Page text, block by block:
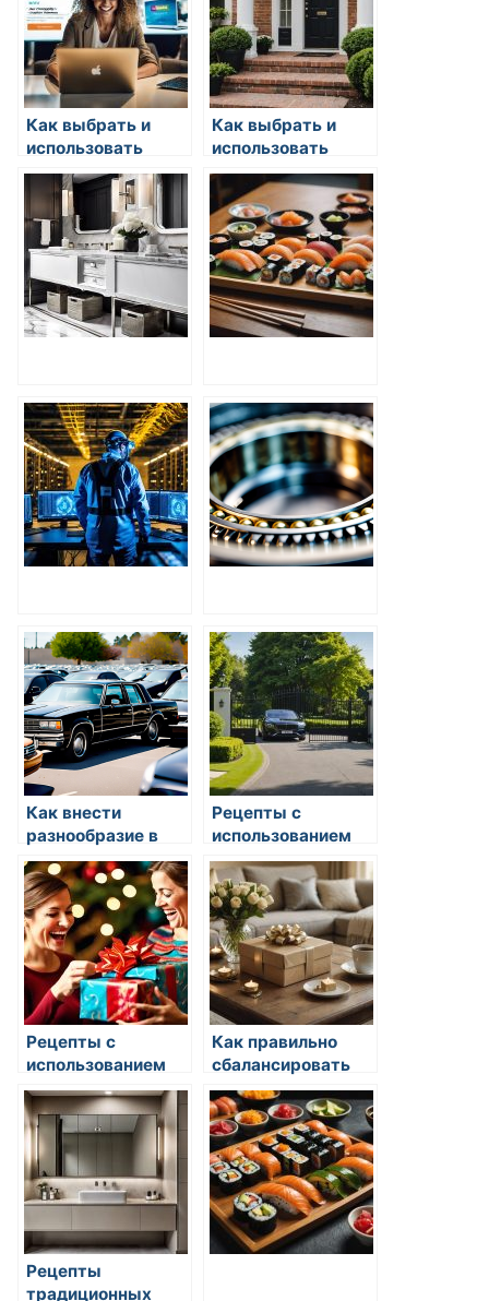
Как выбрать и
использовать
фасоль в
кулинарии
Как выбрать и
использовать
фасоль в
кулинарии
Как внести
разнообразие в
собственные
рецепты
Рецепты с
использованием
цукини: от салатов
до десертов
Рецепты с
использованием
цукини: от салатов
до десертов
Как правильно
сбалансировать
питание
Рецепты
традиционных